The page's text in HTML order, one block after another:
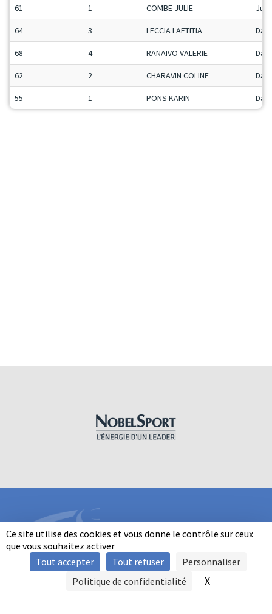
Ce site utilise des cookies et vous donne le contrôle sur ceux
que vous souhaitez activer
Tout accepter
Tout refuser
Personnaliser
Politique de confidentialité
X
61 1 COMBE JULIE Ju-F
64 3 LECCIA LAETITIA
68 4 RANAIVO VALERIE
62 2 CHARAVIN COLINE
55 1 PONS KARIN
INFORMATIONS
SIGNALER UNE VIOLENCE